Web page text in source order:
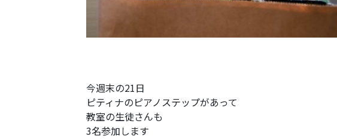
今週末の21日
ピティナのピアノステップがあって
教室の生徒さんも
3名参加します